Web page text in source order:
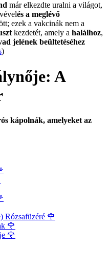
már elkezdte uralni a világot,
és a meglévő
ezek a vakcinák nem a
kezdetét, amely a halálhoz,
jelének beültetéséhez
)
A
kápolnák, amelyeket az
Rózsafüzéré 🌹
🌹
🌹